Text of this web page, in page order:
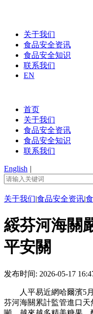
关于我们
食品安全资讯
食品安全知识
联系我们
EN
首页
关于我们
食品安全资讯
食品安全知识
联系我们
English |
关于我们|食品安全资讯|
綏芬河海關
平安關
发布时间: 2026-05-17
人平易近網哈爾濱5月
芬河海關累計監管進口